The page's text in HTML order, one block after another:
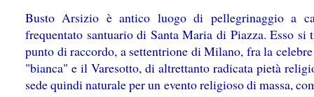
Busto Arsizio è antico luogo di pellegrinaggio a
frequentato santuario di Santa Maria di Piazza. Esso si
punto di raccordo, a settentrione di Milano, fra la
"bianca" e il Varesotto, di altrettanto radicata pietà
sede quindi naturale per un evento religioso di massa,